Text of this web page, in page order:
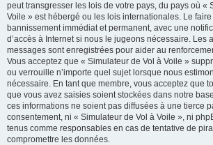
peut transgresser les lois de votre pays, du pays où «
Voile » est hébergé ou les lois internationales. Le
bannissement immédiat et permanent, avec une
d’accès à Internet si nous le jugeons nécessaire. Les
messages sont enregistrées pour aider au
Vous acceptez que « Simulateur de Vol à Voile »
ou verrouille n’importe quel sujet lorsque nous
nécessaire. En tant que membre, vous acceptez que
que vous avez saisies soient stockées dans notre
ces informations ne soient pas diffusées à une tierce
consentement, ni « Simulateur de Vol à Voile », ni
tenus comme responsables en cas de tentative de
compromettre les données.